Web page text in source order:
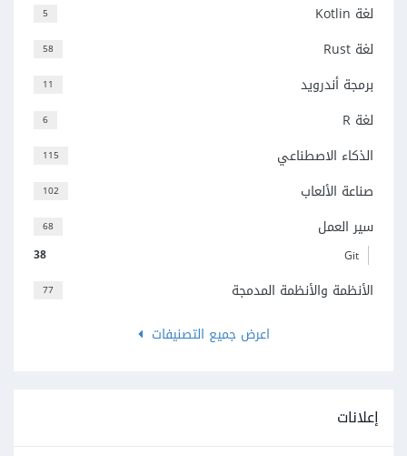
5 لغة Kotlin
58 لغة Rust
11 برمجة أندرويد
6 لغة R
115 الذكاء الاصطناعي
102 صناعة الألعاب
68 سير العمل
38 Git
77
الأنظمة والأنظمة المدمجة
اعرض جميع التصنيفات
إعلانات